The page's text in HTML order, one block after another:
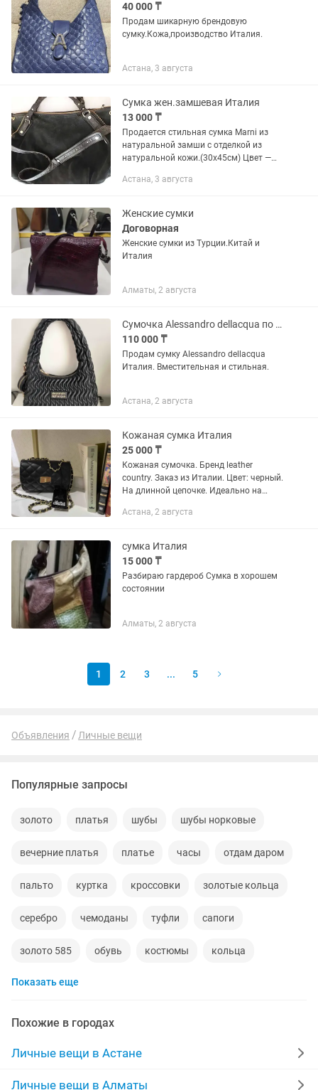
40 000 ₸
Продам шикарную брендовую
сумку.Кожа,производство Италия.
Астана, 3 августа
Сумка жен.замшевая Италия
13 000 ₸
Продается стильная сумка Marni из
натуральной замши с отделкой из
натуральной кожи.(30х45см) Цвет —
длинный регулируемый плечевой
Астана, 3 августа
Женские сумки
Договорная
Женские сумки из Турции.Китай и
Италия
Алматы, 2 августа
Сумочка Alessandro dellacqua по MiuMiu
110 000 ₸
Продам сумку Alessandro dellacqua
Италия. Вместительная и стильная.
Астана, 2 августа
Кожаная сумка Италия
25 000 ₸
Кожаная сумочка. Бренд leather
country. Заказ из Италии. Цвет: черный.
На длинной цепочке. Идеально на
Астана, 2 августа
сумка Италия
15 000 ₸
Разбираю гардероб Сумка в хорошем
состоянии
Алматы, 2 августа
1 2 3 ... 5
Объявления Личные вещи
Популярные запросы
золото платья шубы шубы норковые
вечерние платья платье часы отдам даром
пальто куртка кроссовки золотые кольца
серебро чемоданы туфли сапоги
золото 585 обувь костюмы кольца
норковые шубы новые
дубленки инвалидные коляски
джинсы золотые цепочки
Показать еще
Похожие в городах
Личные вещи в Астане
Личные вещи в Алматы